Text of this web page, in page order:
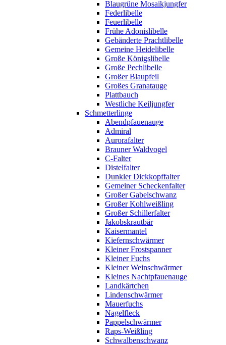
Blaugrüne Mosaikjungfer
Federlibelle
Feuerlibelle
Frühe Adonislibelle
Gebänderte Prachtlibelle
Gemeine Heidelibelle
Große Königslibelle
Große Pechlibelle
Großer Blaupfeil
Großes Granatauge
Plattbauch
Westliche Keiljungfer
Schmetterlinge
Abendpfauenauge
Admiral
Aurorafalter
Brauner Waldvogel
C-Falter
Distelfalter
Dunkler Dickkopffalter
Gemeiner Scheckenfalter
Großer Gabelschwanz
Großer Kohlweißling
Großer Schillerfalter
Jakobskrautbär
Kaisermantel
Kiefernschwärmer
Kleiner Frostspanner
Kleiner Fuchs
Kleiner Weinschwärmer
Kleines Nachtpfauenauge
Landkärtchen
Lindenschwärmer
Mauerfuchs
Nagelfleck
Pappelschwärmer
Raps-Weißling
Schwalbenschwanz